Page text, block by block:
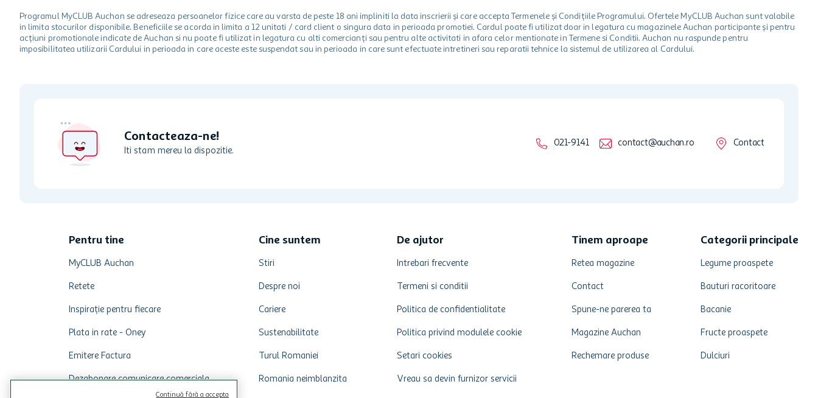
Programul MyCLUB Auchan se adreseaza persoanelor fizice care au varsta de peste 18 ani impliniti la data inscrierii și care accepta Termenele și Condițiile Programului. Ofertele MyCLUB Auchan sunt valabile
in limita stocurilor disponibile. Beneficiile se acorda in limita a 12 unitati / card client o singura data in perioada promotiei. Cardul poate fi utilizat doar in legatura cu magazinele Auchan participante și pentru
acțiuni promotionale indicate de Auchan si nu poate fi utilizat in legatura cu alti comercianți sau pentru alte activitati in afara celor mentionate in Termene si Conditii. Auchan nu raspunde pentru
imposibilitatea utilizarii Cardului in perioada in care aceste este suspendat sau in perioada in care sunt efectuate intretineri sau reparatii tehnice la sistemul de utilizarea al Cardului.
Contacteaza-ne!
Iti stam mereu la dispozitie.
021-9141 contact@auchan.ro Contact
Pentru tine
MyCLUB Auchan
Retete
Inspirație pentru fiecare
Plata in rate - Oney
Emitere Factura
Dezabonare comunicare comerciala
Cine suntem
Stiri
Despre noi
Cariere
Sustenabilitate
Turul Romaniei
Romania neimblanzita
De ajutor
Intrebari frecvente
Termeni si conditii
Politica de confidentialitate
Politica privind modulele cookie
Setari cookies
Vreau sa devin furnizor servicii
Tinem aproape
Retea magazine
Contact
Spune-ne parerea ta
Magazine Auchan
Rechemare produse
Categorii principale
Legume proaspete
Bauturi racoritoare
Bacanie
Fructe proaspete
Dulciuri
Continuă fără a accepta